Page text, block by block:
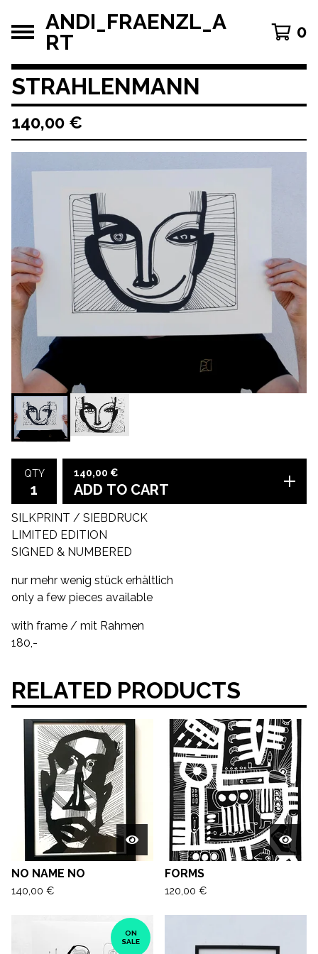
ANDI_FRAENZL_A
RT
0
STRAHLENMANN
140,00 €
QTY 140,00 €
ADD TO CART
SILKPRINT / SIEBDRUCK
LIMITED EDITION
SIGNED & NUMBERED
nur mehr wenig stück erhältlich
only a few pieces available
with frame / mit Rahmen
180,-
RELATED PRODUCTS
NO NAME NO
140,00 €
FORMS
120,00 €
ON
SALE